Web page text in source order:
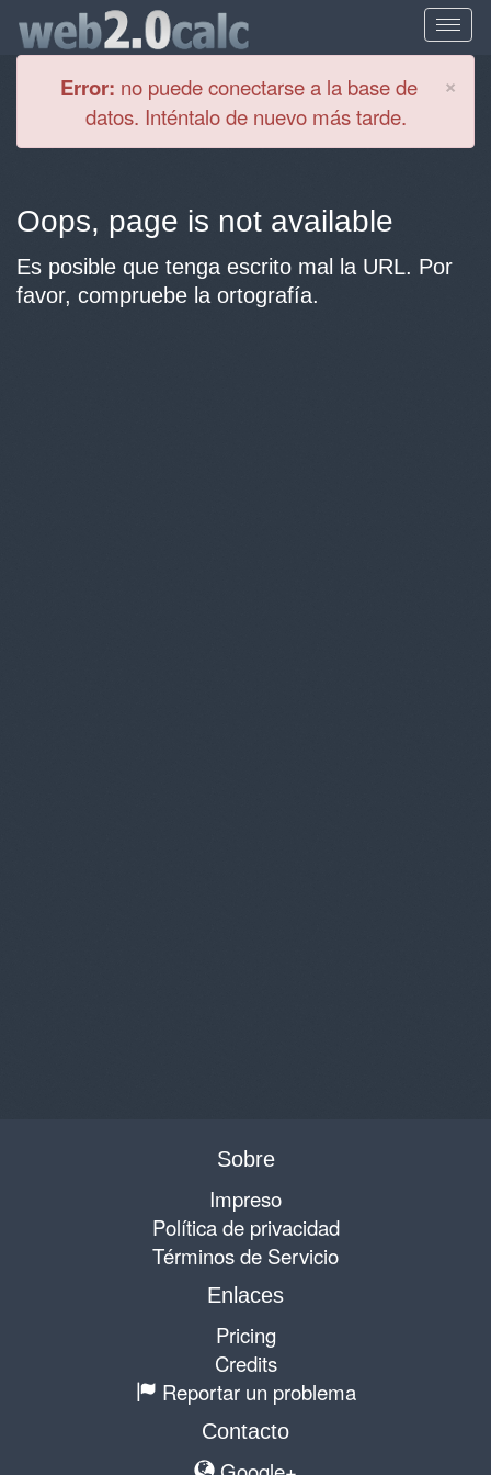
×
Error: no puede conectarse a la base de
datos. Inténtalo de nuevo más tarde.
Oops, page is not available
Es posible que tenga escrito mal la URL. Por
favor, compruebe la ortografía.
Sobre
Impreso
Política de privacidad
Términos de Servicio
Enlaces
Pricing
Credits
Reportar un problema
Contacto